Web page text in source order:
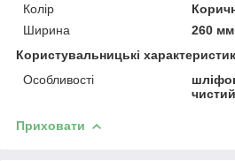
Колір
Ширина
260 мм
Користувальницькі
Особливості
Приховати